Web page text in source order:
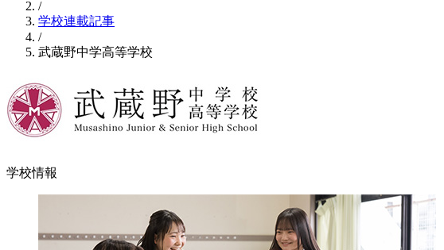
/
学校連載記事
/
武蔵野中学高等学校
学校情報